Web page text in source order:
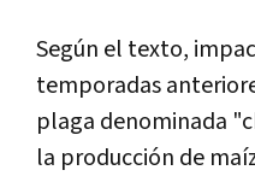
Según el texto,
temporadas
plaga denominada
la producción de